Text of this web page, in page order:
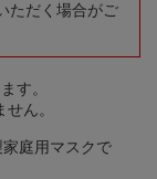
ただく場合がご
す。
ん。
庭用マスクで